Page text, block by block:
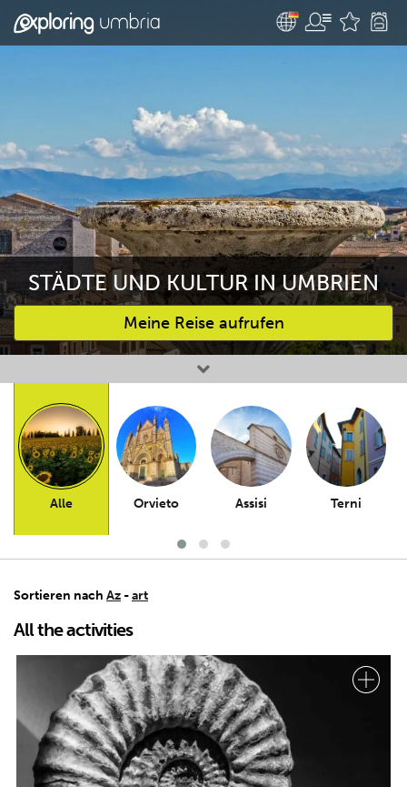
STÄDTE UND KULTUR IN UMBRIEN
Meine Reise aufrufen
Bevorzugte Aktivitäten
Alle Orvieto Assisi Terni
Sortieren nach Az -art
All the activities